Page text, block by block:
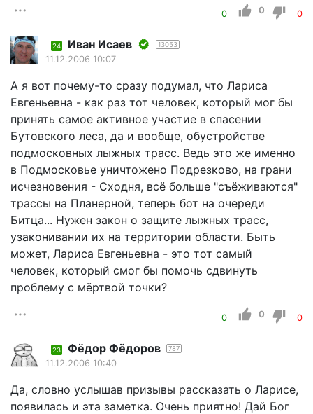
0 0 0
24 Иван Исаев 13053
11.12.2006 10:07
А я вот почему-то сразу подумал, что Лариса
Евгеньевна - как раз тот человек, который мог бы
принять самое активное участие в спасении
Бутовского леса, да и вообще, обустройстве
подмосковных лыжных трасс. Ведь это же именно
в Подмосковье уничтожено Подрезково, на грани
исчезновения - Сходня, всё больше "съёживаются"
трассы на Планерной, теперь бот на очереди
Битца... Нужен закон о защите лыжных трасс,
узаконивании их на территории области. Быть
может, Лариса Евгеньевна - это тот самый
человек, который смог бы помочь сдвинуть
проблему с мёртвой точки?
0 0 0
23 Фёдор Фёдоров 787
11.12.2006 10:40
Да, словно услышав призывы рассказать о Ларисе,
появилась и эта заметка. Очень приятно! Дай Бог